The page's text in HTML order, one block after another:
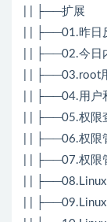
| | ├──扩展
| | ├──01.昨日
| | ├──02.今日
| | ├──03.root
| | ├──04.用户
| | ├──05.权限
| | ├──06.权限
| | ├──07.权限
| |
| |